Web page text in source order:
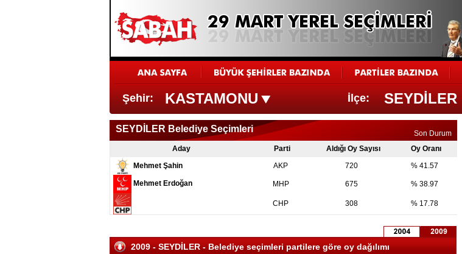
Şehir: KASTAMONU İlçe: SEYDİLER
SEYDİLER Belediye Seçimleri
Son Durum
Aday
Parti Aldığı Oy Sayısı
Oy Oranı
Mehmet Şahin
AKP 720 % 41.57
Mehmet Erdoğan MHP 675 % 38.97
CHP 308 % 17.78
2009 - SEYDİLER - Belediye seçimleri partilere göre oy dağılımı